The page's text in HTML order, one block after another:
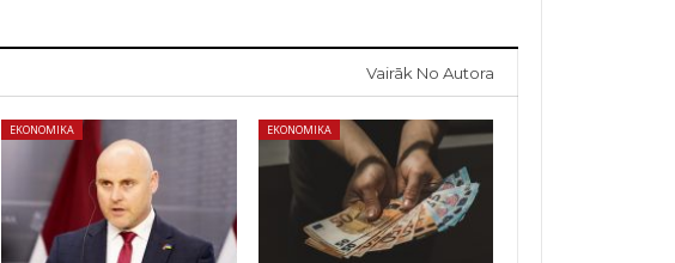
Vairāk No Autora
EKONOMIKA EKONOMIKA